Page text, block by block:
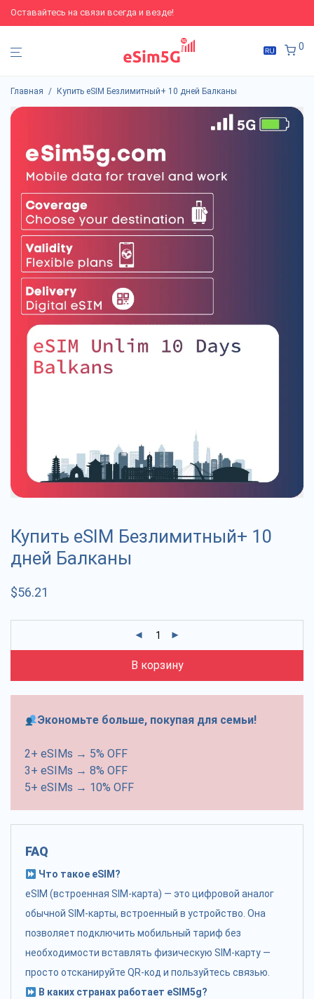
Оставайтесь на связи всегда и везде!
0
Главная / Купить eSIM Безлимитный+ 10 дней Балканы
Купить eSIM Безлимитный+ 10
дней Балканы
$56.21
В корзину
Экономьте больше, покупая для семьи!
2+ eSIMs → 5% OFF
3+ eSIMs → 8% OFF
5+ eSIMs → 10% OFF
FAQ
Что такое eSIM?
eSIM (встроенная SIM-карта) — это цифровой аналог
обычной SIM-карты, встроенный в устройство. Она
позволяет подключить мобильный тариф без
необходимости вставлять физическую SIM-карту —
просто отсканируйте QR-код и пользуйтесь связью.
В каких странах работает eSIM5g?